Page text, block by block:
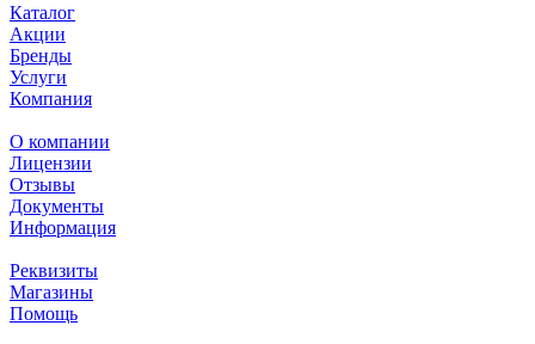
Каталог
Акции
Бренды
Услуги
Компания
О компании
Лицензии
Отзывы
Документы
Информация
Реквизиты
Магазины
Помощь